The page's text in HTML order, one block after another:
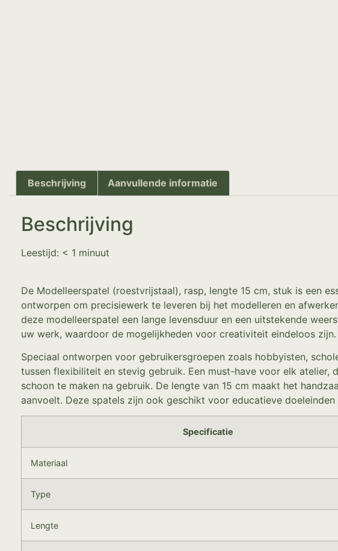
Beschrijving Aanvullende informatie
Beschrijving
Leestijd: < 1 minuut
De Modelleerspatel (roestvrijstaal), rasp, lengte 15 cm, stuk is een
ontworpen om precisiewerk te leveren bij het modelleren en
deze modelleerspatel een lange levensduur en een uitstekende
uw werk, waardoor de mogelijkheden voor creativiteit eindeloos zijn.
Speciaal ontworpen voor gebruikersgroepen zoals hobbyisten,
tussen flexibiliteit en stevig gebruik. Een must-have voor elk atelier,
schoon te maken na gebruik. De lengte van 15 cm maakt het
aanvoelt. Deze spatels zijn ook geschikt voor educatieve
Specificatie
Materiaal
Type
Lengte